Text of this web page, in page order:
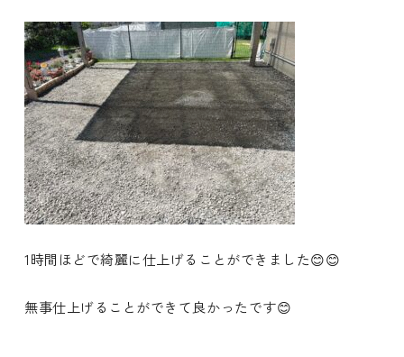
1時間ほどで綺麗に仕上げることができました😊😊
無事仕上げることができて良かったです😊